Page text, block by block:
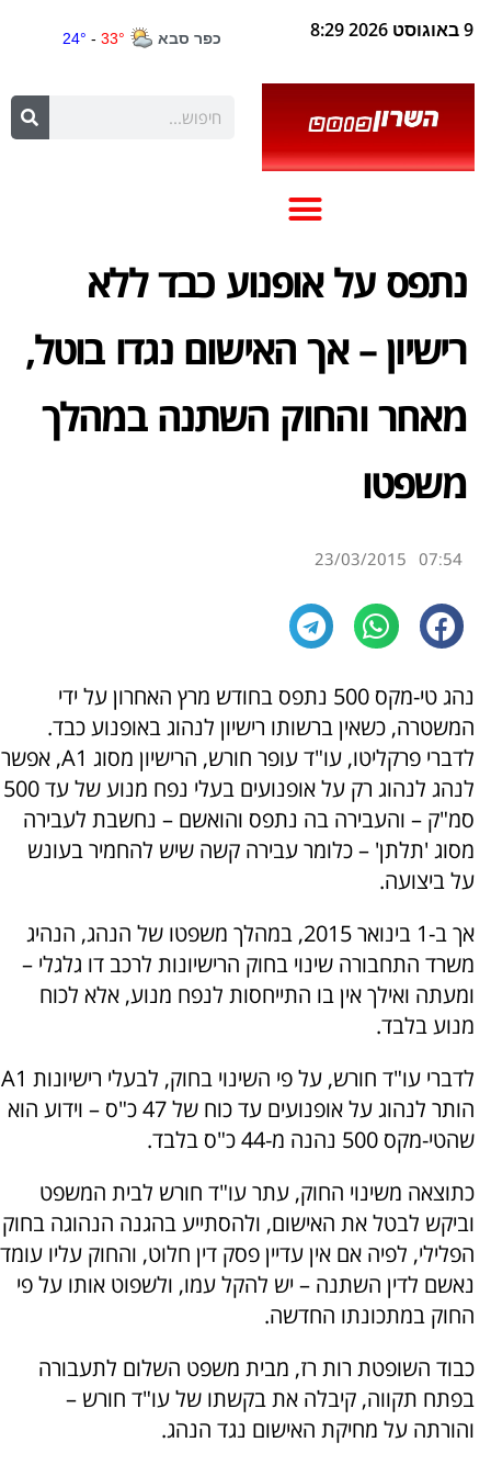
9 באוגוסט 2026 8:29
נתפס על אופנוע כבד ללא
רישיון – אך האישום נגדו בוטל,
מאחר והחוק השתנה במהלך
משפטו
07:54
23/03/2015
נהג טי-מקס 500 נתפס בחודש מרץ האחרון על ידי
המשטרה, כשאין ברשותו רישיון לנהוג באופנוע כבד.
לדברי פרקליטו, עו"ד עופר חורש, הרישיון מסוג A1, אפשר
לנהג לנהוג רק על אופנועים בעלי נפח מנוע של עד 500
סמ"ק – והעבירה בה נתפס והואשם – נחשבת לעבירה
מסוג 'תלתן' – כלומר עבירה קשה שיש להחמיר בעונש
על ביצועה.
אך ב-1 בינואר 2015, במהלך משפטו של הנהג, הנהיג
משרד התחבורה שינוי בחוק הרישיונות לרכב דו גלגלי –
ומעתה ואילך אין בו התייחסות לנפח מנוע, אלא לכוח
מנוע בלבד.
לדברי עו"ד חורש, על פי השינוי בחוק, לבעלי רישיונות A1
הותר לנהוג על אופנועים עד כוח של 47 כ"ס – וידוע הוא
שהטי-מקס 500 נהנה מ-44 כ"ס בלבד.
כתוצאה משינוי החוק, עתר עו"ד חורש לבית המשפט
וביקש לבטל את האישום, ולהסתייע בהגנה הנהוגה בחוק
הפלילי, לפיה אם אין עדיין פסק דין חלוט, והחוק עליו עומד
נאשם לדין השתנה – יש להקל עמו, ולשפוט אותו על פי
החוק במתכונתו החדשה.
כבוד השופטת רות רז, מבית משפט השלום לתעבורה
בפתח תקווה, קיבלה את בקשתו של עו"ד חורש –
והורתה על מחיקת האישום נגד הנהג.